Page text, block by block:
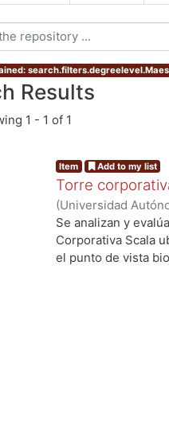
Results
1 - 1 of 1
Item Add to my list
Torre
(Universidad
de Servicios de
Se analizan y
Corporativa Scala
el punto de vista